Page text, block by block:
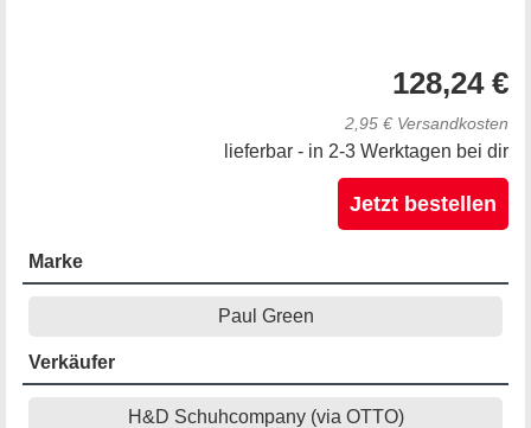
128,24 €
2,95 € Versandkosten
lieferbar - in 2-3 Werktagen bei dir
Jetzt bestellen
Marke
Paul Green
Verkäufer
H&D Schuhcompany (via OTTO)